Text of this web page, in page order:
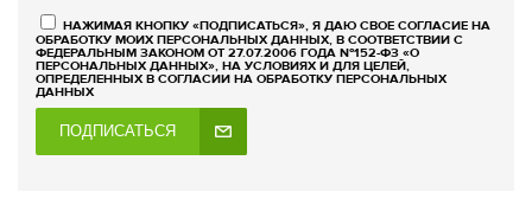
НАЖИМАЯ КНОПКУ «ПОДПИСАТЬСЯ», Я ДАЮ СВОЕ СОГЛАСИЕ НА
ОБРАБОТКУ МОИХ ПЕРСОНАЛЬНЫХ ДАННЫХ, В СООТВЕТСТВИИ С
ФЕДЕРАЛЬНЫМ ЗАКОНОМ ОТ 27.07.2006 ГОДА №152-ФЗ «О
ПЕРСОНАЛЬНЫХ ДАННЫХ», НА УСЛОВИЯХ И ДЛЯ ЦЕЛЕЙ,
ОПРЕДЕЛЕННЫХ В СОГЛАСИИ НА ОБРАБОТКУ ПЕРСОНАЛЬНЫХ
ДАННЫХ
ПОДПИСАТЬСЯ